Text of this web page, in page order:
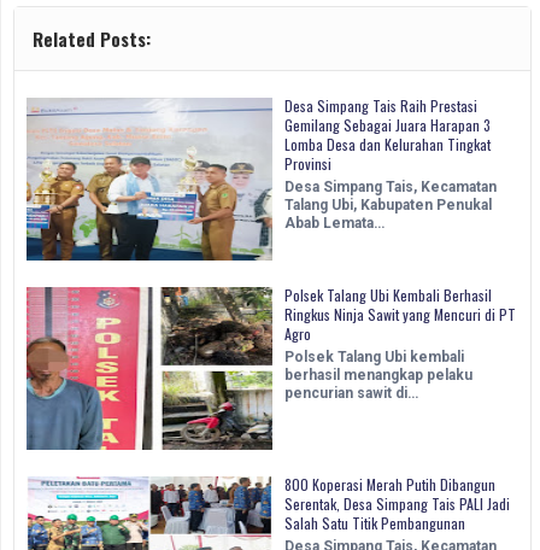
Related Posts:
Desa Simpang Tais Raih Prestasi
Gemilang Sebagai Juara Harapan 3
Lomba Desa dan Kelurahan Tingkat
Provinsi
Desa Simpang Tais, Kecamatan
Talang Ubi, Kabupaten Penukal
Abab Lemata…
Polsek Talang Ubi Kembali Berhasil
Ringkus Ninja Sawit yang Mencuri di PT
Agro
Polsek Talang Ubi kembali
berhasil menangkap pelaku
pencurian sawit di…
800 Koperasi Merah Putih Dibangun
Serentak, Desa Simpang Tais PALI Jadi
Salah Satu Titik Pembangunan